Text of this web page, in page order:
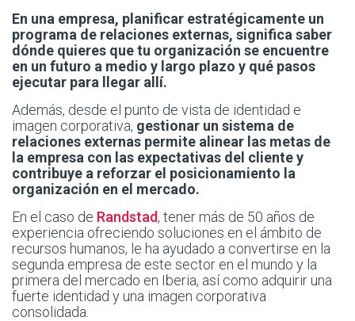
En una empresa, planificar estratégicamente un
programa de relaciones externas, significa saber
dónde quieres que tu organización se encuentre
en un futuro a medio y largo plazo y qué pasos
ejecutar para llegar allí.
Además, desde el punto de vista de identidad e
imagen corporativa, gestionar un sistema de
relaciones externas permite alinear las metas de
la empresa con las expectativas del cliente y
contribuye a reforzar el posicionamiento la
organización en el mercado.
En el caso de Randstad, tener más de 50 años de
experiencia ofreciendo soluciones en el ámbito de
recursos humanos, le ha ayudado a convertirse en la
segunda empresa de este sector en el mundo y la
primera del mercado en Iberia, así como adquirir una
fuerte identidad y una imagen corporativa
consolidada.